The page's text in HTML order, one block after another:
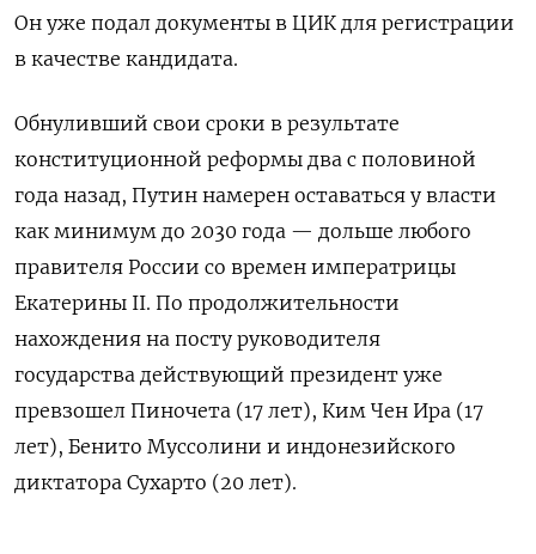
Он уже подал документы в ЦИК для регистрации
в качестве кандидата.
Обнуливший свои сроки в результате
конституционной реформы два с половиной
года назад, Путин намерен оставаться у власти
как минимум до 2030 года — дольше любого
правителя России со времен императрицы
Екатерины II. По продолжительности
нахождения на посту руководителя
государства действующий президент уже
превзошел Пиночета (17 лет), Ким Чен Ира (17
лет), Бенито Муссолини и индонезийского
диктатора Сухарто (20 лет).